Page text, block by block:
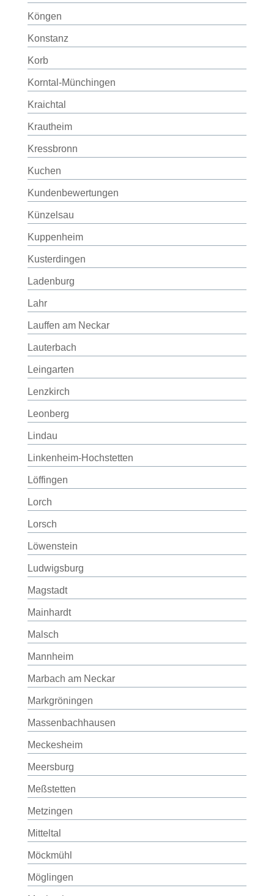
Köngen
Konstanz
Korb
Korntal-Münchingen
Kraichtal
Krautheim
Kressbronn
Kuchen
Kundenbewertungen
Künzelsau
Kuppenheim
Kusterdingen
Ladenburg
Lahr
Lauffen am Neckar
Lauterbach
Leingarten
Lenzkirch
Leonberg
Lindau
Linkenheim-Hochstetten
Löffingen
Lorch
Lorsch
Löwenstein
Ludwigsburg
Magstadt
Mainhardt
Malsch
Mannheim
Marbach am Neckar
Markgröningen
Massenbachhausen
Meckesheim
Meersburg
Meßstetten
Metzingen
Mitteltal
Möckmühl
Möglingen